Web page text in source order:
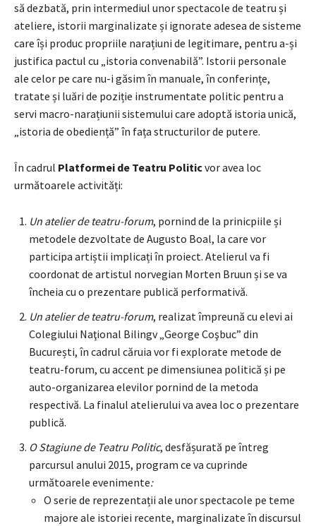
să dezbată, prin intermediul unor spectacole de teatru și
ateliere, istorii marginalizate și ignorate adesea de sisteme
care își produc propriile narațiuni de legitimare, pentru a-și
justifica pactul cu „istoria convenabilă”. Istorii personale
ale celor pe care nu-i găsim în manuale, în conferințe,
tratate și luări de poziție instrumentate politic pentru a
servi macro-narațiunii sistemului care adoptă istoria unică,
„istoria de obediență” în fața structurilor de putere.
În cadrul Platformei de Teatru Politicvor avea loc
următoarele activități:
Un atelier de teatru-forum, pornind de la prinicpiile și
metodele dezvoltate de Augusto Boal, la care vor
participa artiștii implicați în proiect. Atelierul va fi
coordonat de artistul norvegian Morten Bruun și se va
încheia cu o prezentare publică performativă.
Un atelier de teatru-forum, realizat împreună cu elevi ai
Colegiului Naţional Bilingv „George Coşbuc” din
București, în cadrul căruia vor fi explorate metode de
teatru-forum, cu accent pe dimensiunea politică și pe
auto-organizarea elevilor pornind de la metoda
respectivă. La finalul atelierului va avea loc o prezentare
publică.
O Stagiune de Teatru Politic, desfășurată pe întreg
parcursul anului 2015, program ce va cuprinde
următoarele evenimente:
O serie de reprezentații ale unor spectacole pe teme
majore ale istoriei recente, marginalizate în discursul